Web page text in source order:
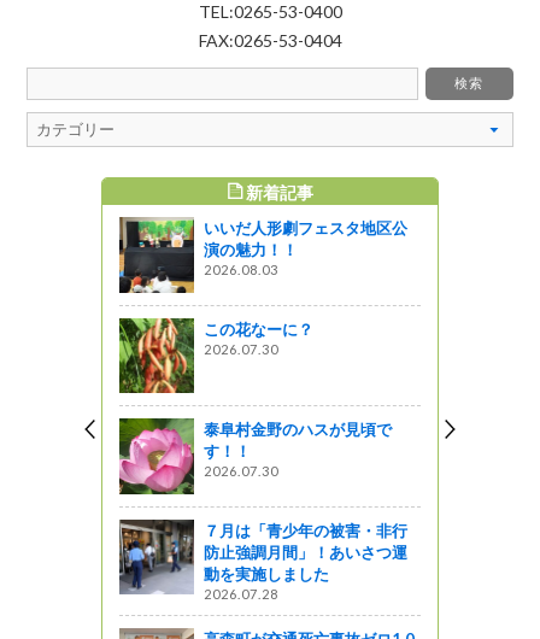
TEL:0265-53-0400
FAX:0265-53-0404
新着記事
いいだ人形劇フェスタ地区公
演の魅力！！
2026.08.03
この花なーに？
2026.07.30
泰阜村金野のハスが見頃で
す！！
2026.07.30
７月は「青少年の被害・非行
防止強調月間」！あいさつ運
動を実施しました
2026.07.28